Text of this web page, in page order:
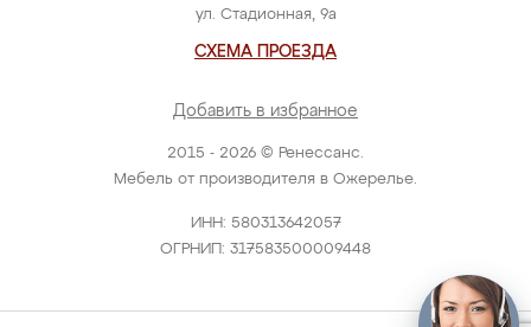
2015 - 2026 © Ренессанс.
Мебель от производителя в Ожерелье.
ИНН: 580313642057
ОГРНИП: 317583500009448
ул. Стадионная, 9а
СХЕМА ПРОЕЗДА
Добавить в избранное